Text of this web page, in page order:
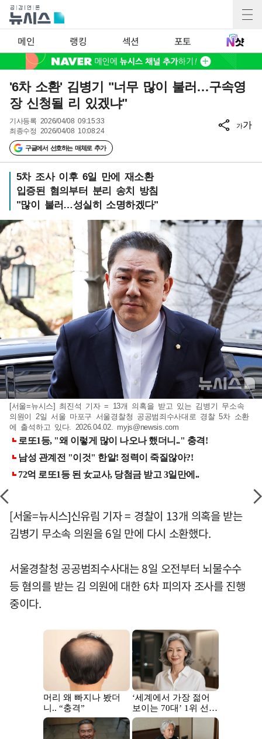
메인 랭킹 섹션 포토
'6차 소환' 김병기 "너무 많이 불러…구속영
장 신청될 리 있겠냐"
기사등록 2026/04/08 09:15:33
최종수정 2026/04/08 10:08:24
구글에서 선호하는 매체로 추가
가가
5차 조사 이후 6일 만에 재소환
입증된 혐의부터 분리 송치 방침
"많이 불러…성실히 소명하겠다"
[서울=뉴시스] 최진석 기자 = 13개 의혹을 받고 있는 김병기 무소속
의원이 2일 서울 마포구 서울경찰청 공공범죄수사대로 경찰 5차 소환
에 출석하고 있다. 2026.04.02. myjs@newsis.com
[서울=뉴시스]신유림 기자 = 경찰이 13개 의혹을 받는
김병기 무소속 의원을 6일 만에 다시 소환했다.
서울경찰청 공공범죄수사대는 8일 오전부터 뇌물수수
등 혐의를 받는 김 의원에 대한 6차 피의자 조사를 진행
중이다.